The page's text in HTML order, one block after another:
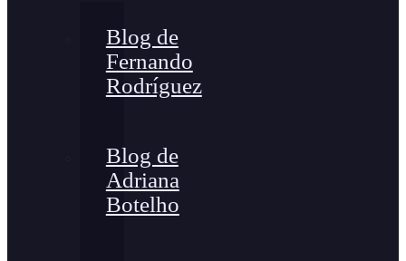
Blog de
Fernando
Rodríguez
Blog de
Adriana
Botelho